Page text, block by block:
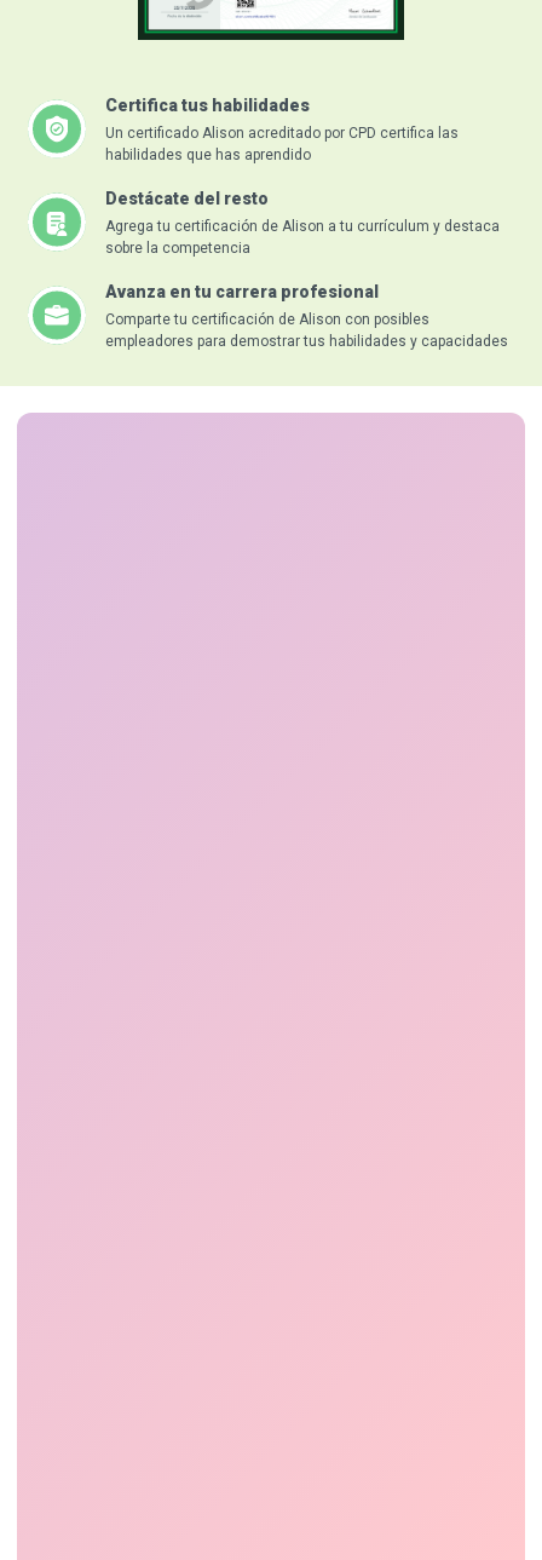
Certifica tus habilidades
Un certificado Alison acreditado por CPD certifica las
habilidades que has aprendido
Destácate del resto
Agrega tu certificación de Alison a tu currículum y destaca
sobre la competencia
Avanza en tu carrera profesional
Comparte tu certificación de Alison con posibles
empleadores para demostrar tus habilidades y capacidades